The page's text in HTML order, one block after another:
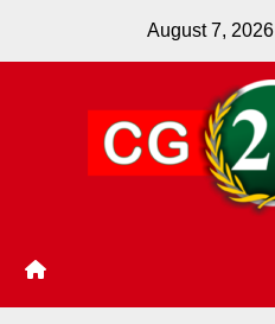
August 7, 2026